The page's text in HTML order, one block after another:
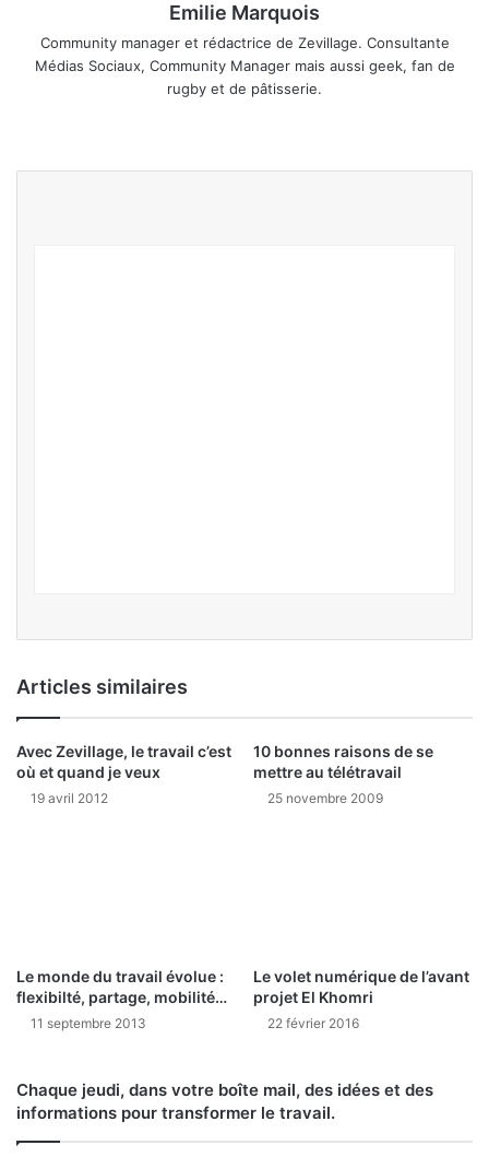
Emilie Marquois
Community manager et rédactrice de Zevillage. Consultante
Médias Sociaux, Community Manager mais aussi geek, fan de
rugby et de pâtisserie.
te din
Articles similaires
Avec Zevillage, le travail c’est
où et quand je veux
19 avril 2012
10 bonnes raisons de se
mettre au télétravail
25 novembre 2009
Le monde du travail évolue :
flexibilté, partage, mobilité…
11 septembre 2013
Le volet numérique de l’avant
projet El Khomri
22 février 2016
Chaque jeudi, dans votre boîte mail, des idées et des
informations pour transformer le travail.